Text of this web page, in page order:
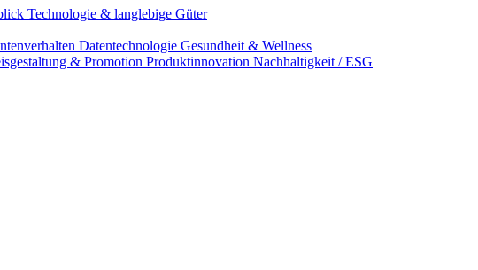
Technologie & langlebige Güter
Datentechnologie Gesundheit & Wellness
& Promotion Produktinnovation Nachhaltigkeit / ESG